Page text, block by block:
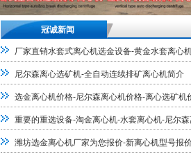
冠诚新闻
厂家直销水套式离心机选金设备-黄金水套离心
尼尔森离心选矿机-全自动连续排矿离心机简介
选金离心机价格-尼尔森离心机价格-离心选矿机
重要的重选设备-淘金离心机-水套离心机-尼尔
潍坊选金离心机厂家为您报价-新离心机型号报